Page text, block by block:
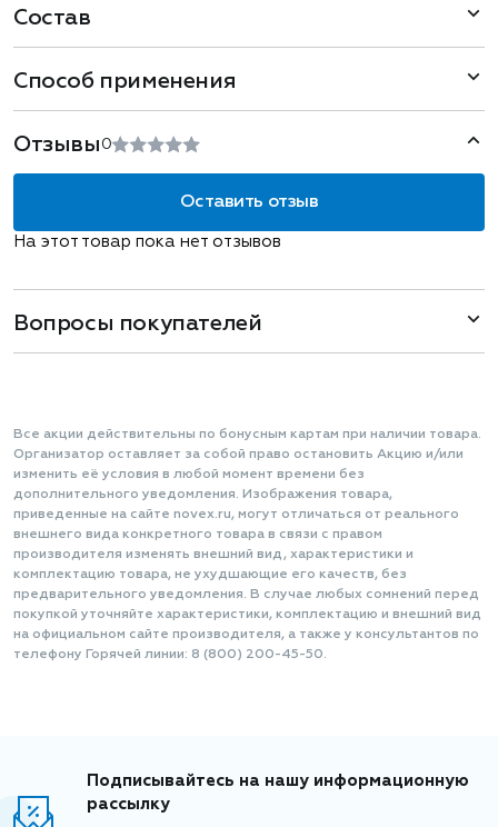
Состав
Способ применения
Отзывы 0
Оставить отзыв
На этот товар пока нет отзывов
Вопросы покупателей
Все акции действительны по бонусным картам при наличии товара.
Организатор оставляет за собой право остановить Акцию и/или
изменить её условия в любой момент времени без
дополнительного уведомления. Изображения товара,
приведенные на сайте novex.ru, могут отличаться от реального
внешнего вида конкретного товара в связи с правом
производителя изменять внешний вид, характеристики и
комплектацию товара, не ухудшающие его качеств, без
предварительного уведомления. В случае любых сомнений перед
покупкой уточняйте характеристики, комплектацию и внешний вид
на официальном сайте производителя, а также у консультантов по
телефону Горячей линии: 8 (800) 200-45-50.
Подписывайтесь на нашу информационную
рассылку